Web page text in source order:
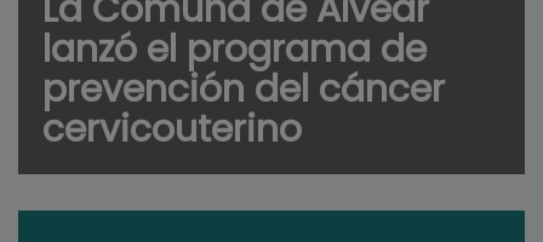
lanzó el programa de
prevención del cáncer
cervicouterino